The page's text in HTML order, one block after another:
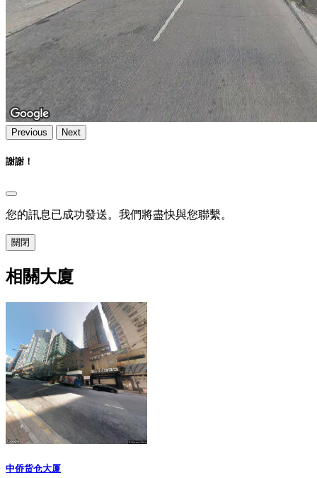
Previous Next
謝謝！
您的訊息已成功發送。我們將盡快與您聯繫。
關閉
相關大廈
中侨货仓大厦